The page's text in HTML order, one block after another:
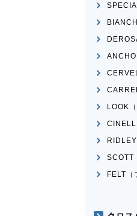
LOOK
RIDLEY
SCOTT
FELT（